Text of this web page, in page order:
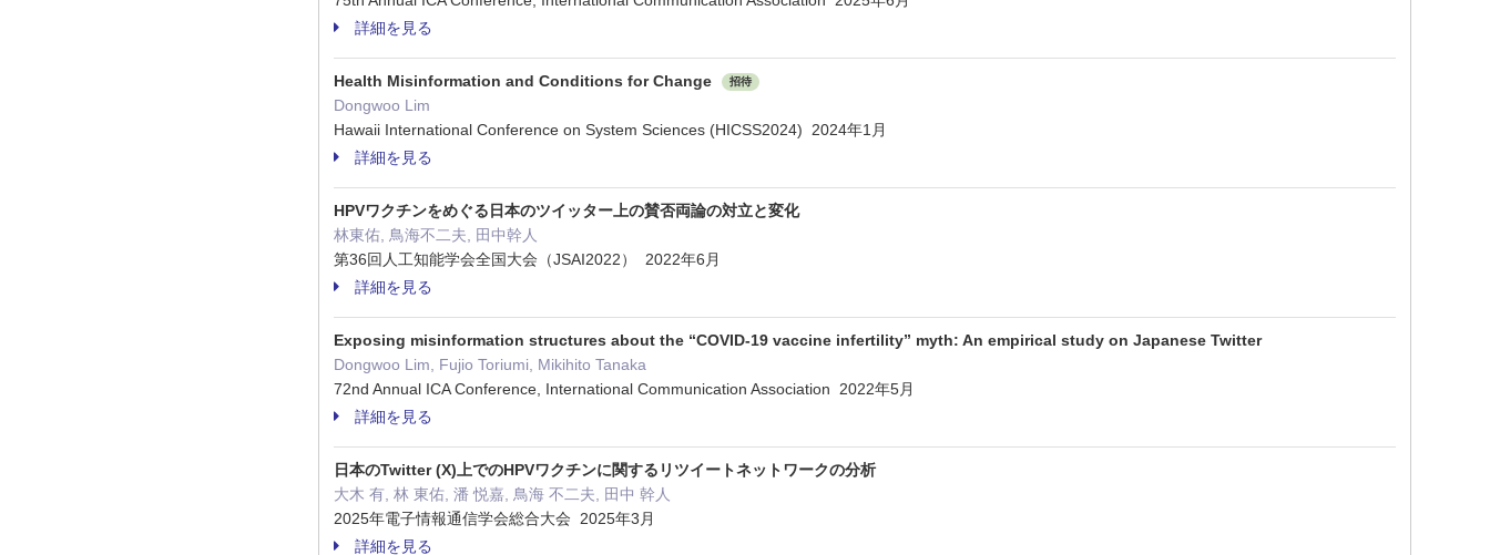
詳細を見る
Health Misinformation and Conditions for Change 招待
Dongwoo Lim
Hawaii International Conference on System Sciences (HICSS2024) 2024年1月
詳細を見る
HPVワクチンをめぐる日本のツイッター上の賛否両論の対立と変化
林東佑, 鳥海不二夫, 田中幹人
第36回人工知能学会全国大会（JSAI2022） 2022年6月
詳細を見る
Exposing misinformation structures about the “COVID-19 vaccine infertility” myth: An empirical study on Japanese Twitter
Dongwoo Lim, Fujio Toriumi, Mikihito Tanaka
72nd Annual ICA Conference, International Communication Association 2022年5月
詳細を見る
日本のTwitter (X)上でのHPVワクチンに関するリツイートネットワークの分析
大木 有, 林 東佑, 潘 悦嘉, 鳥海 不二夫, 田中 幹人
2025年電子情報通信学会総合大会 2025年3月
詳細を見る